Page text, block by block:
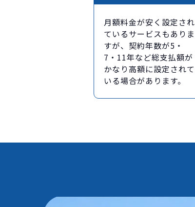
月額料金が安く設定され
ているサービスもありま
すが、契約年数が5・
7・11年など総支払額が
かなり高額に設定されて
いる場合があります。